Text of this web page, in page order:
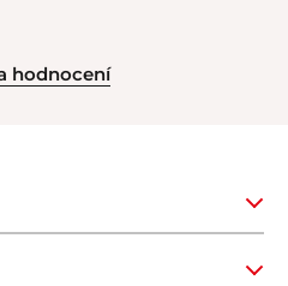
hodnocení